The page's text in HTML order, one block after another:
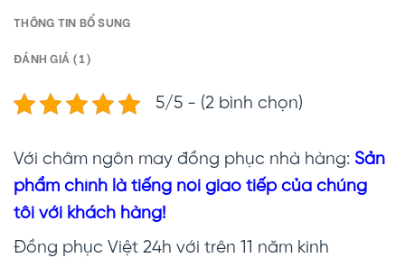
THÔNG TIN BỔ SUNG
ĐÁNH GIÁ (1)
5/5 - (2 bình chọn)
Với châm ngôn may đồng phục nhà hàng: Sản
phẩm chính là tiếng nói giao tiếp của chúng
tôi với khách hàng!
Đồng phục Việt 24h với trên 11 năm kinh